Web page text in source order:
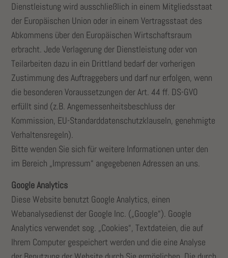
Dienstleistung wird ausschließlich in einem Mitgliedsstaat
der Europäischen Union oder in einem Vertragsstaat des
Abkommens über den Europäischen Wirtschaftsraum
erbracht. Jede Verlagerung der Dienstleistung oder von
Teilarbeiten dazu in ein Drittland bedarf der vorherigen
Zustimmung des Auftraggebers und darf nur erfolgen, wenn
die besonderen Voraussetzungen der Art. 44 ff. DS-GVO
erfüllt sind (z.B. Angemessenheitsbeschluss der
Kommission, EU-Standarddatenschutzklauseln, genehmigte
Verhaltensregeln).
Bitte wenden Sie sich für weitere Informationen unter den
im Bereich „Impressum“ angegebenen Adressen an uns.
Google Analytics
Diese Website benutzt Google Analytics, einen
Webanalysedienst der Google Inc. („Google“). Google
Analytics verwendet sog. „Cookies“, Textdateien, die auf
Ihrem Computer gespeichert werden und die eine Analyse